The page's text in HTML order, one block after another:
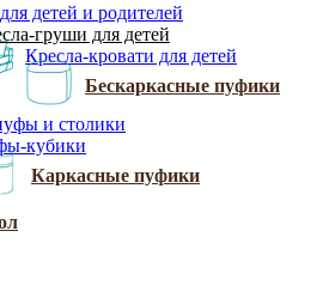
детей и родителей
груши для детей
Кресла-кровати для детей
Бескаркасные пуфики
и столики
кубики
Каркасные пуфики